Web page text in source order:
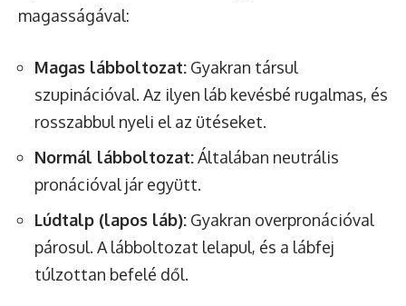
magasságával:
Magas lábboltozat: Gyakran társul
szupinációval. Az ilyen láb kevésbé rugalmas, és
rosszabbul nyeli el az ütéseket.
Normál lábboltozat:Általában neutrális
pronációval jár együtt.
Lúdtalp (lapos láb): Gyakran overpronációval
párosul. A lábboltozat lelapul, és a lábfej
túlzottan befelé dől.